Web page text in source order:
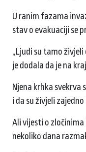
U ranim fazama
stav o evakuaciji se
„Ljudi su tamo
je dodala da je na
Njena krhka svekrva
i da su živjeli
Ali vijesti o zločinima
nekoliko dana